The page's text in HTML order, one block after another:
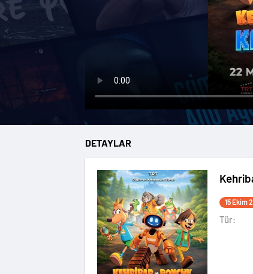
DETAYLAR
15 Ekim
Tür: